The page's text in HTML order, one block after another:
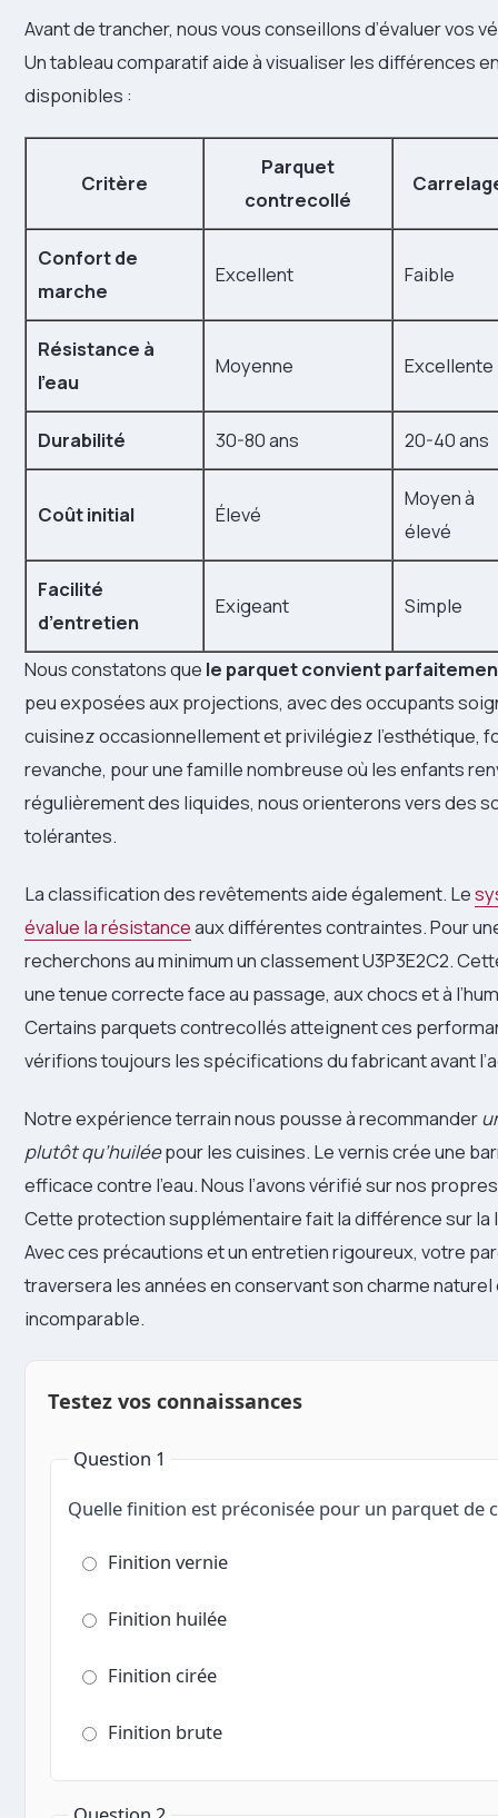
Avant de trancher, nous vous conseillons d’évaluer vos
Un tableau comparatif aide à visualiser les différences
disponibles :
Critère
Parquet
contrecollé
Confort de
marche
Excellent Faible
Résistance à
l’eau
Moyenne Excellente
Durabilité 30-80 ans 20-40 ans
Coût initial Élevé
Moyen à
élevé
Facilité
d’entretien
Exigeant Simple
Nous constatons que le parquet convient
peu exposées aux projections, avec des occupants
cuisinez occasionnellement et privilégiez l’esthétique,
revanche, pour une famille nombreuse où les enfants
régulièrement des liquides, nous orienterons vers des
tolérantes.
La classification des revêtements aide également. Le
évalue la résistanceaux différentes contraintes. Pour
recherchons au minimum un classement U3P3E2C2.
une tenue correcte face au passage, aux chocs et à
Certains parquets contrecollés atteignent ces
vérifions toujours les spécifications du fabricant avant
Notre expérience terrain nous pousse à recommander
plutôt qu’huiléepour les cuisines. Le vernis crée une
efficace contre l’eau. Nous l’avons vérifié sur nos
Cette protection supplémentaire fait la différence sur la
Avec ces précautions et un entretien rigoureux, votre
traversera les années en conservant son charme
incomparable.
Testez vos connaissances
Question 1
Quelle finition est préconisée pour un parquet de
Finition vernie
Finition huilée
Finition cirée
Finition brute